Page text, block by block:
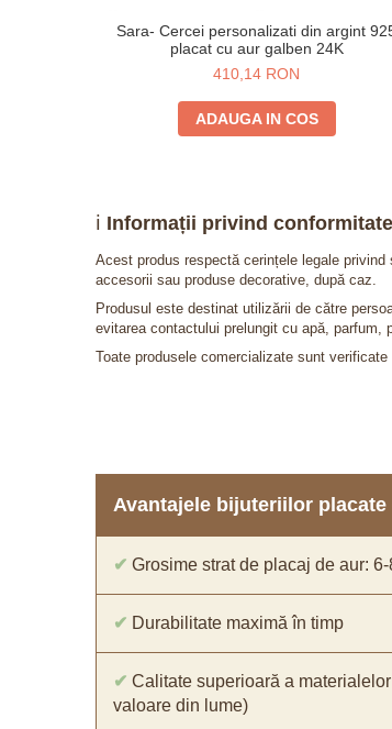
Sara- Cercei personalizati din argint 925
placat cu aur galben 24K
410,14 RON
ADAUGA IN COS
ℹ️ Informații privind
Acest produs respectă cerințele legale
accesorii sau produse decorative, după caz.
Produsul este destinat utilizării de către
evitarea contactului prelungit cu apă, parfum,
Toate produsele comercializate sunt
Avantajele bijuteriilor placate
✔ Grosime strat de placaj de aur:
✔ Durabilitate maximă în timp
✔ Calitate superioară a
valoare din lume)